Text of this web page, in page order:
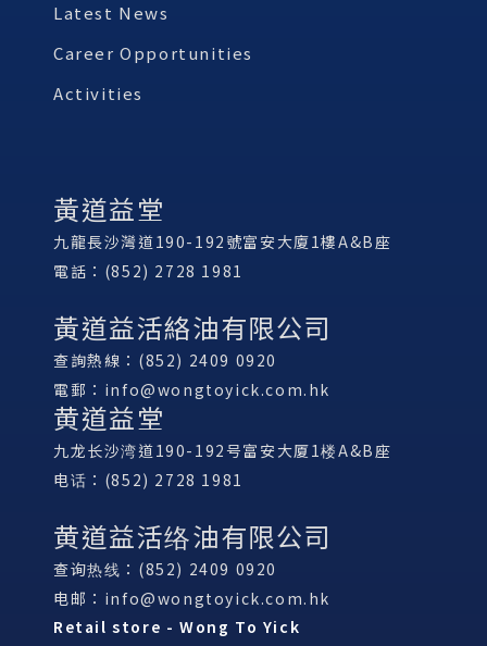
Latest News
Career Opportunities
Activities
黃道益堂
九龍長沙灣道190-192號富安大廈1樓A&B座
電話：(852) 2728 1981
黃道益活絡油有限公司
查詢熱線：(852) 2409 0920
電郵： info@wongtoyick.com.hk
黄道益堂
九龙长沙湾道190-192号富安大厦1楼A&B座
电话：(852) 2728 1981
黄道益活络油有限公司
查询热线：(852) 2409 0920
电邮： info@wongtoyick.com.hk
Retail store - Wong To Yick